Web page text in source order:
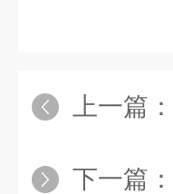
上一篇：
下一篇：